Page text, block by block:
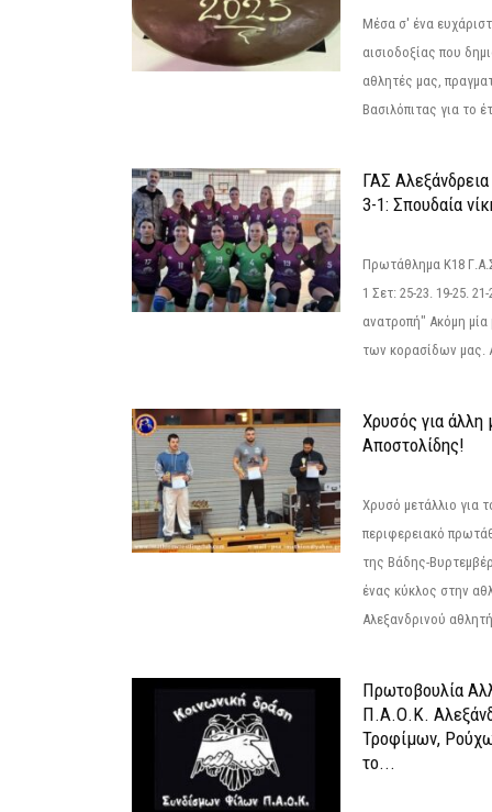
Μέσα σ' ένα
αισιοδοξίας που
αθλητές μας,
Βασιλόπιτας για το
ΓΑΣ
3-1: Σπουδαία
Πρωτάθλημα Κ18
1 Σετ: 25-23. 19-25.
ανατροπή" Ακόμη μία
των κορασίδων μας.
Χρυσός για άλλη
Αποστολίδης!
Χρυσό μετάλλιο για
περιφερειακό
της Βάδης-
ένας κύκλος στην
Αλεξανδρινού
Πρωτοβουλία
Π.Α.Ο.Κ.
Τροφίμων,
το...